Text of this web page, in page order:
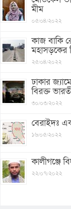
মীম
০৫/০৪/২০২২
কাজ বাকি
মহাসড়কের
২৫/০৪/২০২২
ঢাকার
বিরক্ত
৩০/০৩/২০২২
বেরাইদঃ
১৬/০৫/২০২২
কালীগঞ্জে
২২/০৭/২০২২